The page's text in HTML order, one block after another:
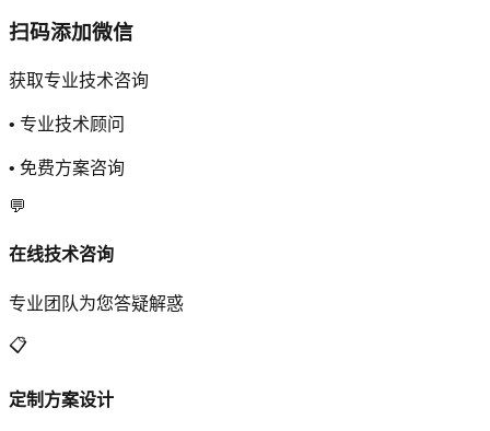
扫码添加微信
获取专业技术咨询
• 专业技术顾问
• 免费方案咨询
💬
在线技术咨询
专业团队为您答疑解惑
📋
定制方案设计